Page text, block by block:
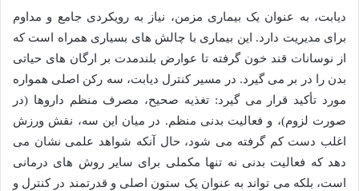
دیابت، به عنوان یک بیماری مزمن، نیاز به رویکردی جامع و مداوم
برای مدیریت دارد. این بیماری با چالش های بسیاری همراه است که
از نوسانات قند خون گرفته تا عوارض بلندمدت بر ارگان های حیاتی
بدن را در بر می گیرد. در مسیر کنترل دیابت، سه رکن اصلی همواره
مورد تأکید قرار می گیرد: تغذیه صحیح، مصرف منظم داروها (در
صورت لزوم)، و فعالیت بدنی منظم. در میان این سه، نقش ورزش
اغلب دست کم گرفته می شود، حال آنکه شواهد علمی نشان می
دهد که فعالیت بدنی نه تنها مکملی برای سایر روش های درمانی
است، بلکه می تواند به عنوان یک ستون اصلی و قدرتمند در کنترل و